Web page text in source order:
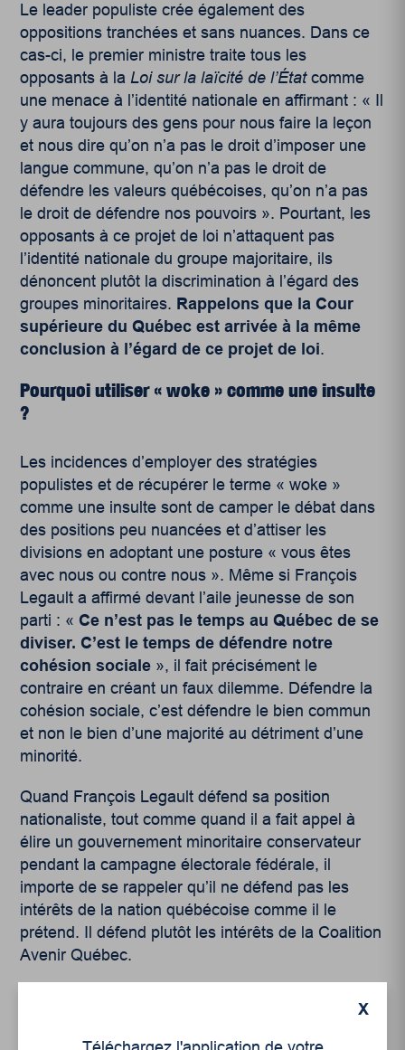
Le leader populiste crée également des
oppositions tranchées et sans nuances. Dans ce
cas-ci, le premier ministre traite tous les
opposants à laLoi sur la laïcité de l’Étatcomme
une menace à l’identité nationale en affirmant : « Il
y aura toujours des gens pour nous faire la leçon
et nous dire qu’on n’a pas le droit d’imposer une
langue commune, qu’on n’a pas le droit de
défendre les valeurs québécoises, qu’on n’a pas
le droit de défendre nos pouvoirs ». Pourtant, les
opposants à ce projet de loi n’attaquent pas
l’identité nationale du groupe majoritaire, ils
dénoncent plutôt la discrimination à l’égard des
groupes minoritaires. Rappelons que la Cour
supérieure du Québec est arrivée à la même
conclusion à l’égard de ce projet de loi.
Pourquoi utiliser « woke » comme une insulte
?
Les incidences d’employer des stratégies
populistes et de récupérer le terme « woke »
comme une insulte sont de camper le débat dans
des positions peu nuancées et d’attiser les
divisions en adoptant une posture « vous êtes
avec nous ou contre nous ». Même si François
Legault a affirmé devant l’aile jeunesse de son
parti : « Ce n’est pas le temps au Québec de se
diviser. C’est le temps de défendre notre
cohésion sociale », il fait précisément le
contraire en créant un faux dilemme. Défendre la
cohésion sociale, c’est défendre le bien commun
et non le bien d’une majorité au détriment d’une
minorité.
Quand François Legault défend sa position
nationaliste, tout comme quand il a fait appel à
élire un gouvernement minoritaire conservateur
pendant la campagne électorale fédérale, il
importe de se rappeler qu’il ne défend pas les
intérêts de la nation québécoise comme il le
prétend. Il défend plutôt les intérêts de la Coalition
Avenir Québec.
Peu importe notre opinion sur laLoi sur la laïcité
X